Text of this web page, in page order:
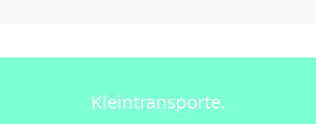
Kleintransporte.